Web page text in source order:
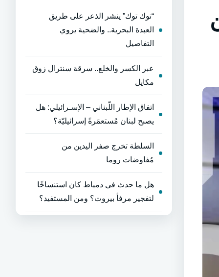
“توك توك” ينشر الذعر على طريق
العبدة البحرية.. والضحية يروي
التفاصيل
عبر الكسر والخلع.. سرقة سنترال زوق
مكايل
اتفاق الإطار اللّبناني – الإسـرائيلي: هل
يصبح لبنان مُستعمَرةً إسرائيليّة؟
السلطة تخرج صفر اليدين من
مُفاوضات روما
هل ما حدث في دمياط كان استنساخًا
لتفجير مرفأ بيروت؟ ومن المستفيد؟